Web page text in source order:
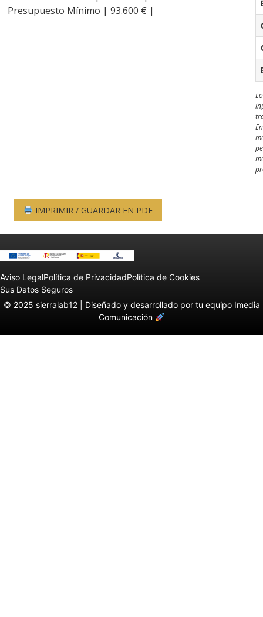
Presupuesto Mínimo | 93.600 € |
IMPRIMIR / GUARDAR EN PDF
Aviso LegalPolítica de PrivacidadPolítica de Cookies
Sus Datos Seguros
© 2025 sierralab12 | Diseñado y desarrollado por tu equipo Imedia
Comunicación